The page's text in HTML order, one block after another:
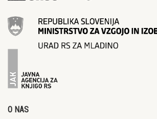
O NAS